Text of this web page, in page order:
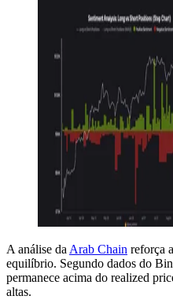
A análise da Arab Chain reforça
equilíbrio. Segundo dados do
permanece acima do realized
altas.